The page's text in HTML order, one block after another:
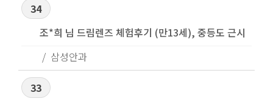
34
조*희 님 드림렌즈 체험후기 (만13세), 중등도 근시
삼성안과
33